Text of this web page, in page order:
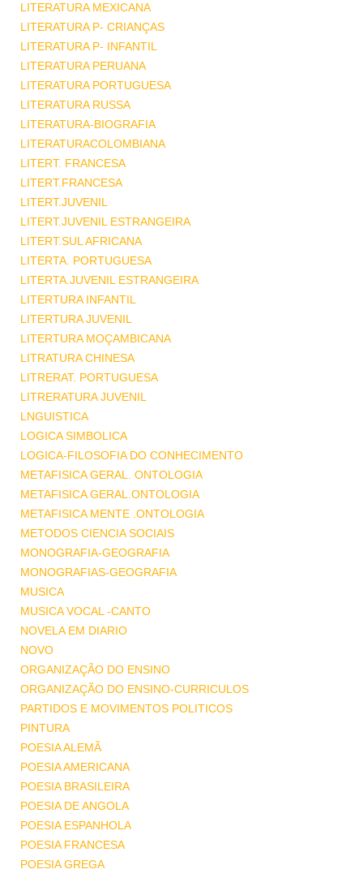
LITERATURA MEXICANA
LITERATURA P- CRIANÇAS
LITERATURA P- INFANTIL
LITERATURA PERUANA
LITERATURA PORTUGUESA
LITERATURA RUSSA
LITERATURA-BIOGRAFIA
LITERATURACOLOMBIANA
LITERT. FRANCESA
LITERT.FRANCESA
LITERT.JUVENIL
LITERT.JUVENIL ESTRANGEIRA
LITERT.SUL AFRICANA
LITERTA. PORTUGUESA
LITERTA.JUVENIL ESTRANGEIRA
LITERTURA INFANTIL
LITERTURA JUVENIL
LITERTURA MOÇAMBICANA
LITRATURA CHINESA
LITRERAT. PORTUGUESA
LITRERATURA JUVENIL
LNGUISTICA
LOGICA SIMBOLICA
LOGICA-FILOSOFIA DO CONHECIMENTO
METAFISICA GERAL. ONTOLOGIA
METAFISICA GERAL.ONTOLOGIA
METAFISICA MENTE .ONTOLOGIA
METODOS CIENCIA SOCIAIS
MONOGRAFIA-GEOGRAFIA
MONOGRAFIAS-GEOGRAFIA
MUSICA
MUSICA VOCAL -CANTO
NOVELA EM DIARIO
NOVO
ORGANIZAÇÃO DO ENSINO
ORGANIZAÇÃO DO ENSINO-CURRICULOS
PARTIDOS E MOVIMENTOS POLITICOS
PINTURA
POESIA ALEMÃ
POESIA AMERICANA
POESIA BRASILEIRA
POESIA DE ANGOLA
POESIA ESPANHOLA
POESIA FRANCESA
POESIA GREGA